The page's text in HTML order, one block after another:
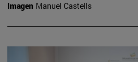
Imagen Manuel Castells